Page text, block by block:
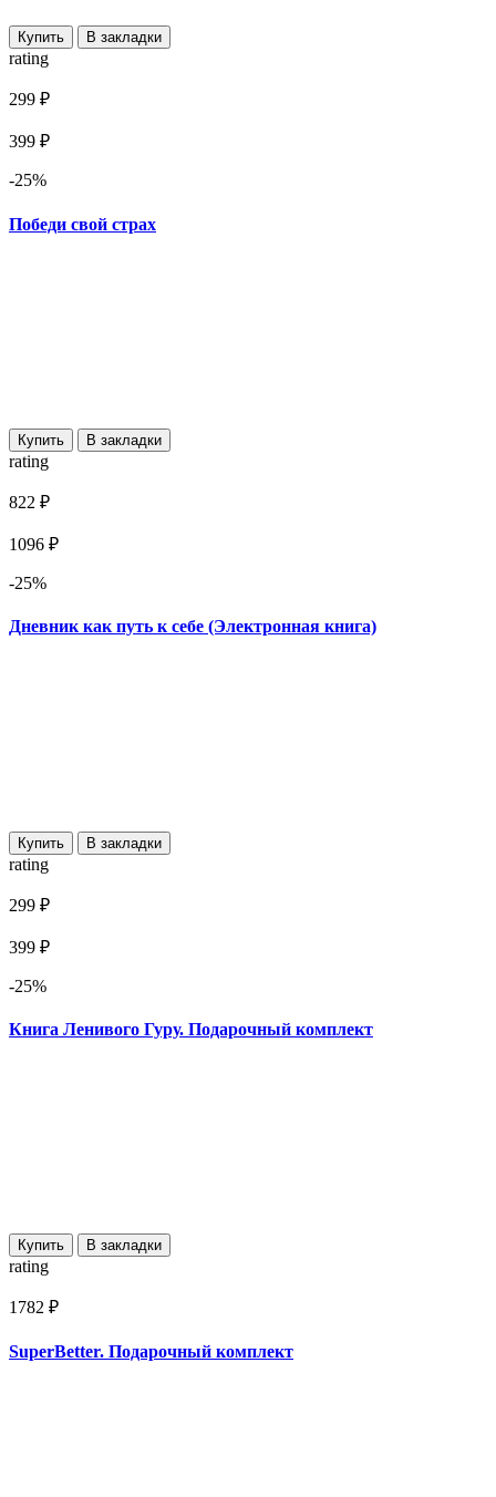
Купить В закладки
rating
299 ₽
399 ₽
-25%
Победи свой страх
Купить В закладки
rating
822 ₽
1096 ₽
-25%
Дневник как путь к себе (Электронная книга)
Купить В закладки
rating
299 ₽
399 ₽
-25%
Книга Ленивого Гуру. Подарочный комплект
Купить В закладки
rating
1782 ₽
SuperBetter. Подарочный комплект